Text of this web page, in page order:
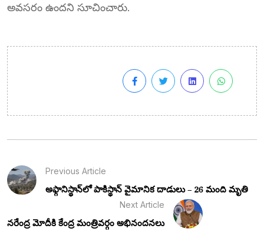
అవసరం ఉందని సూచించారు.
Previous Article
అఫ్గానిస్థాన్‌లో పాకిస్థాన్ వైమానిక దాడులు – 26 మంది మృతి
Next Article
నరేంద్ర మోదీకి కేంద్ర మంత్రివర్గం అభినందనలు